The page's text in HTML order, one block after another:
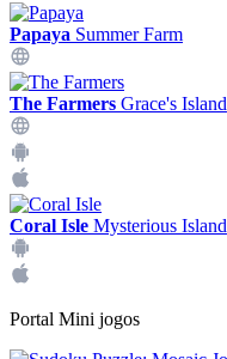
Papaya Summer Farm
The Farmers Grace's Island
Coral Isle Mysterious Island
Portal Mini jogos